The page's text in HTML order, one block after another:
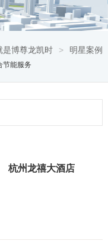
是博尊龙凯时 > 明星案例
节能服务
杭州龙禧大酒店